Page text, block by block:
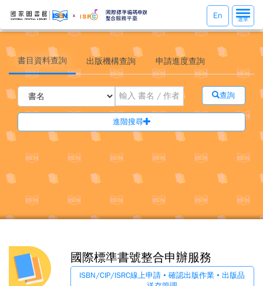
選
單
切
選單
En
書目資料查詢 出版機構查詢 申請進度查詢
查詢
進階搜尋
國際標準書號整合申辦服務
ISBN/CIP/ISRC線上申請 • 確認出版作業 • 出版品